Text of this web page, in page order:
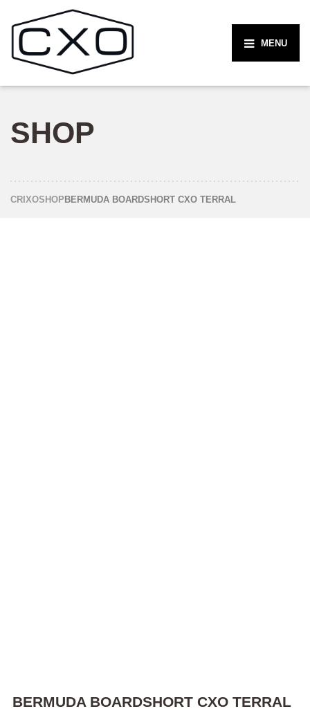
MENU
SHOP
CRIXOSHOP BERMUDA BOARDSHORT CXO TERRAL
BERMUDA BOARDSHORT CXO TERRAL